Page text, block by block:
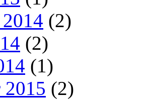
(2)
(2)
(1)
(2)